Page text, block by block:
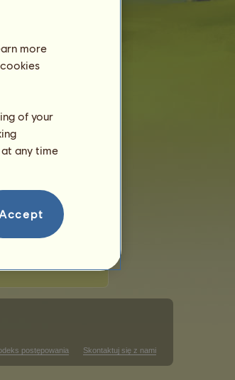
postępowania Skontaktuj się z nami
more
of your
any time
Accept